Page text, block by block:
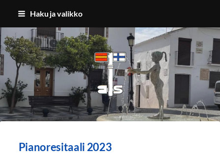
Siirry
sisältöön
Haku ja valikko
Benalmadenan Suomalaiset ry
Pianoresitaali 2023